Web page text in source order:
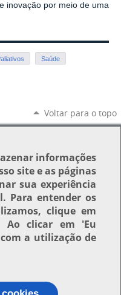
inovação por meio de uma
Saúde
Voltar para o topo
informações
site e as páginas
sua experiência
Para entender os
clique em
Ao clicar em 'Eu
a utilização de